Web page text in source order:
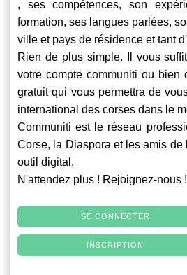
, ses compétences, son
formation, ses langues parlées,
ville et pays de résidence et tant
Rien de plus simple. Il vous
votre compte communiti ou bien
gratuit qui vous permettra de
international des corses dans le
Communiti est le réseau
Corse, la Diaspora et les amis de
outil digital.
N'attendez plus ! Rejoignez-nous !
SE CONNECTER
INSCRIPTION